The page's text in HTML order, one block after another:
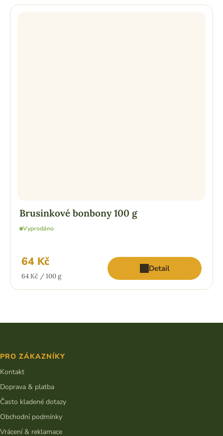
Brusinkové bonbony 100 g
Vyprodáno
64 Kč
Měrná
64 Kč / 100 g
Detail
a
t
í
PRO ZÁKAZNÍKY
Kontakt
Doprava & platba
Často kladené dotazy
Obchodní podmínky
Vrácení & reklamace